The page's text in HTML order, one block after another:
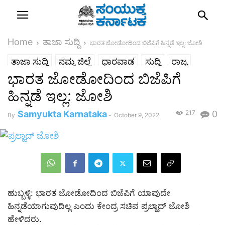
Home ತಾಜಾ ಸುದ್ದಿ ಭಾರತ ಜೋಡೋದಿಂದ ಬಿಜೆಪಿಗೆ ಹಿನ್ನಡೆ ಇಲ್ಲ: ಜೋಶಿ
ತಾಜಾ ಸುದ್ದಿ ನಮ್ಮ ಜಿಲ್ಲೆ ಧಾರವಾಡ ಸುದ್ದಿ ರಾಜ್ಯ
ಭಾರತ ಜೋಡೋದಿಂದ ಬಿಜೆಪಿಗೆ
ಹಿನ್ನಡೆ ಇಲ್ಲ: ಜೋಶಿ
By Samyukta Karnataka - October 9, 2022 0
217
ಹುಬ್ಬಳ್ಳಿ: ಭಾರತ ಜೋಡೋದಿಂದ ಬಿಜೆಪಿಗೆ ಯಾವುದೇ
ಹಿನ್ನಡೆಯಾಗುವುದಿಲ್ಲ ಎಂದು ಕೇಂದ್ರ ಸಚಿವ ಪ್ರಲ್ಹಾದ್ ಜೋಶಿ
ಹೇಳಿದರು.